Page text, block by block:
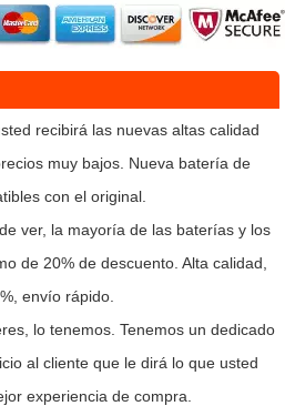
recibirá las nuevas altas calidad
muy bajos. Nueva batería de
con el original.
ver, la mayoría de las baterías y los
de 20% de descuento. Alta calidad,
envío rápido.
lo tenemos. Tenemos un dedicado
al cliente que le dirá lo que usted
experiencia de compra.